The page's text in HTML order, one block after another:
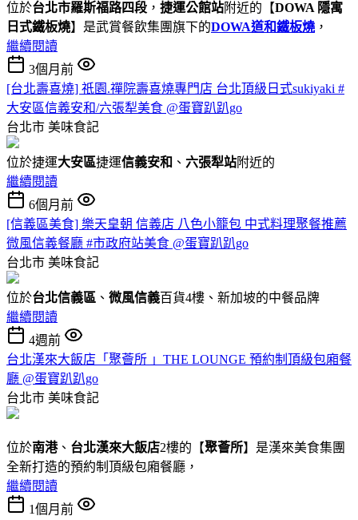
位於台北市羅斯福路四段 ， 捷運公館站附近的【DOWA 隱寓
日式鐵板燒】是武賞餐飲集團旗下的DOWA道和鐵板燒 ，
繼續閱讀
3個月前
[台北壽喜燒] 祇園.禪院壽喜燒專門店 台北頂級日式sukiyaki #
大安區信義安和/六張犁美食 @蛋寶趴趴go
台北市 美味食記
位於捷運大安區捷運信義安和 、 六張犁站附近的
繼續閱讀
6個月前
[信義區美食] 樂天皇朝 信義店 八色小籠包 中式料理聚餐推薦
微風信義餐廳 #市政府站美食 @蛋寶趴趴go
台北市 美味食記
位於台北信義區 、 微風信義百貨4樓、新加坡的中餐品牌
繼續閱讀
4週前
台北漢來大飯店「聚薈所 」THE LOUNGE 預約制頂級包廂餐
廳 @蛋寶趴趴go
台北市 美味食記
位於南港、 台北漢來大飯店2樓的【聚薈所】是漢來美食集團
全新打造的預約制頂級包廂餐廳，
繼續閱讀
1個月前